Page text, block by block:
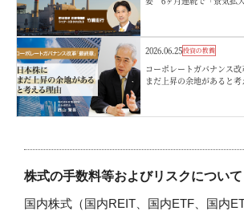
2026.06.25投資の教養
コーポレートガバナンス
まだ上昇の余地があると
株式の手数料等およびリスクについて
国内株式（国内REIT、国内ETF、国内